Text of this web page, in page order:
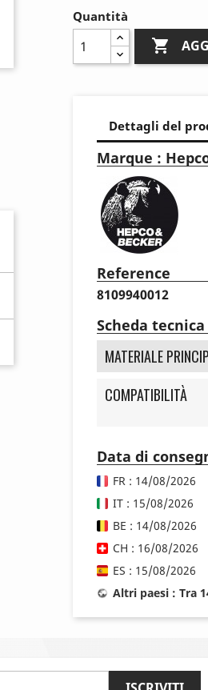
Quantità

Dettagli del
Marque :
Reference
8109940012
Scheda tecnica
MATERIALE
COMPATIBILITÀ
Data di
FR : 14/08/2026
IT : 15/08/2026
BE : 14/08/2026
CH : 16/08/2026
ES : 15/08/2026
Altri paesi : Tra